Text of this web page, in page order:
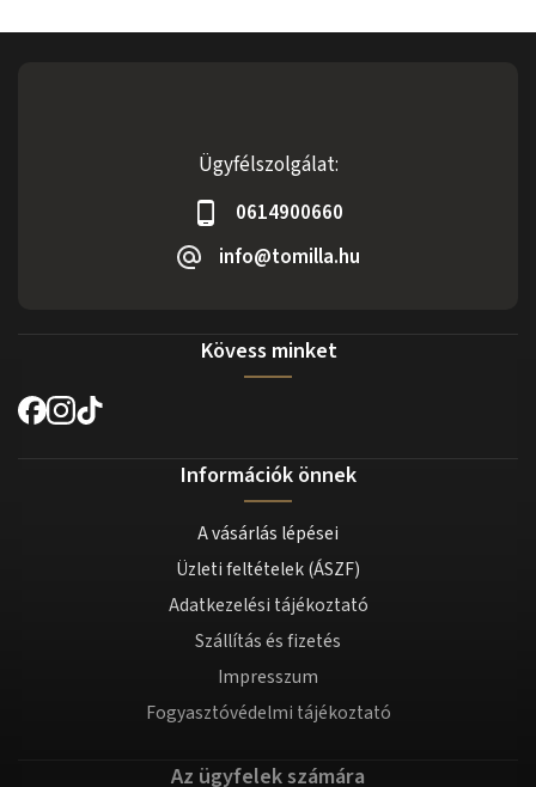
Ügyfélszolgálat:
0614900660
info@tomilla.hu
Kövess minket
Információk önnek
A vásárlás lépései
Üzleti feltételek (ÁSZF)
Adatkezelési tájékoztató
Szállítás és fizetés
Impresszum
Fogyasztóvédelmi tájékoztató
Az ügyfelek számára